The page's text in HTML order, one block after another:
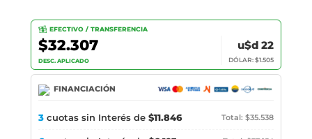
EFECTIVO / TRANSFERENCIA
$32.307
DESC. APLICADO
u$d 22
DÓLAR: $1.505
FINANCIACIÓN
3 cuotas sin Interés de $11.846 Total: $35.538